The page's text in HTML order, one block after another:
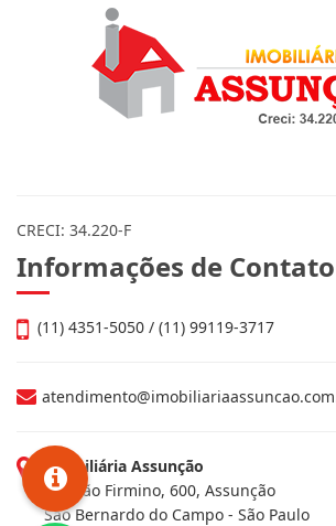
CRECI: 34.220-F
Informações de Contato
(11) 4351-5050 / (11) 99119-3717
Imobiliária Assunção
Av. João Firmino, 600, Assunção
São Bernardo do Campo - São Paulo